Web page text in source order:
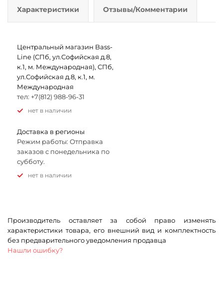
Характеристики Отзывы/Комментарии
Центральный магазин Bass-
Line (СПб, ул.Софийская д.8,
к.1, м. Международная), СПб,
ул.Софийская д.8, к.1, м.
Международная
тел: +7(812) 988-96-31
Нет в наличии
Доставка в регионы
Режим работы: Отправка
заказов с понедельника по
субботу.
Нет в наличии
Производитель оставляет за собой право изменять
характеристики товара, его внешний вид и комплектность
без предварительного уведомления продавца
Нашли ошибку?